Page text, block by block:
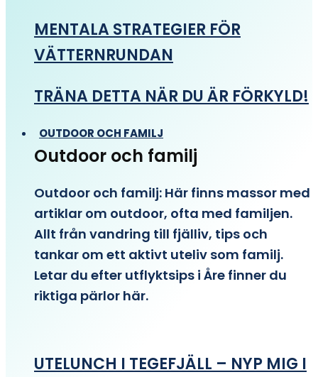
MENTALA STRATEGIER FÖR
VÄTTERNRUNDAN
TRÄNA DETTA NÄR DU ÄR FÖRKYLD!
OUTDOOR OCH FAMILJ
Outdoor och familj
Outdoor och familj: Här finns massor med
artiklar om outdoor, ofta med familjen.
Allt från vandring till fjälliv, tips och
tankar om ett aktivt uteliv som familj.
Letar du efter utflyktsips i Åre finner du
riktiga pärlor här.
UTELUNCH I TEGEFJÄLL – NYP MIG I